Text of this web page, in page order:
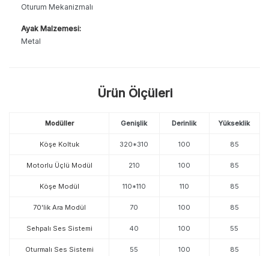
Oturum Mekanizmalı
Ayak Malzemesi:
Metal
Ürün Ölçüleri
Modüller Genişlik Derinlik Yükseklik
Köşe Koltuk 320*310 100 85
Motorlu Üçlü Modül 210 100 85
Köşe Modül 110*110 110 85
70'lik Ara Modül 70 100 85
Sehpalı Ses Sistemi 40 100 55
Oturmalı Ses Sistemi 55 100 85